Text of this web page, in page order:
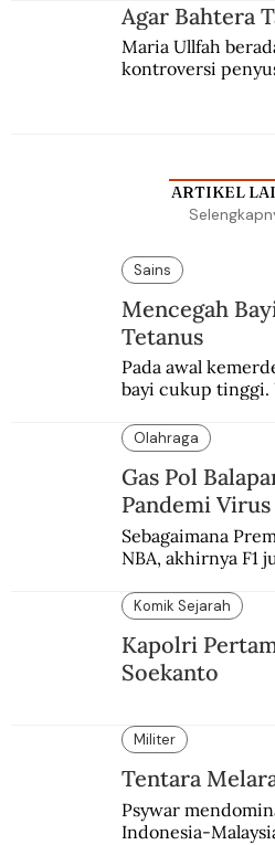
Agar Bahtera
Maria Ullfah
kontroversi
ARTIKEL
Sains
Mencegah
Tetanus
Pada awal
bayi cukup tinggi.
Olahraga
Gas Pol
Pandemi Virus
Sebagaimana
NBA, akhirnya F1
enam dekade
Komik Sejarah
Kapolri
Soekanto
Militer
Tentara
Psywar
Indonesia-